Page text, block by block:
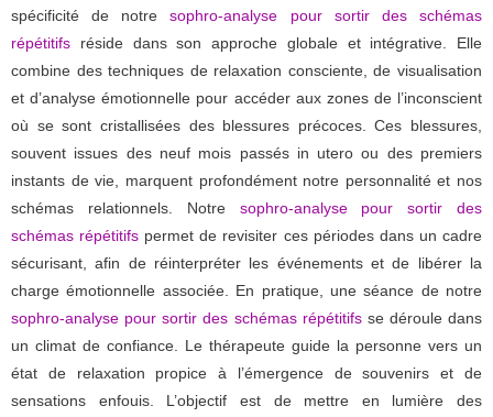
spécificité de notresophro-analyse pour sortir des schémas
répétitifs réside dans son approche globale et intégrative. Elle
combine des techniques de relaxation consciente, de visualisation
et d’analyse émotionnelle pour accéder aux zones de l’inconscient
où se sont cristallisées des blessures précoces. Ces blessures,
souvent issues des neuf mois passés in utero ou des premiers
instants de vie, marquent profondément notre personnalité et nos
schémas relationnels. Notre sophro-analyse pour sortir des
schémas répétitifs permet de revisiter ces périodes dans un cadre
sécurisant, afin de réinterpréter les événements et de libérer la
charge émotionnelle associée. En pratique, une séance de notre
sophro-analyse pour sortir des schémas répétitifsse déroule dans
un climat de confiance. Le thérapeute guide la personne vers un
état de relaxation propice à l’émergence de souvenirs et de
sensations enfouis. L’objectif est de mettre en lumière des